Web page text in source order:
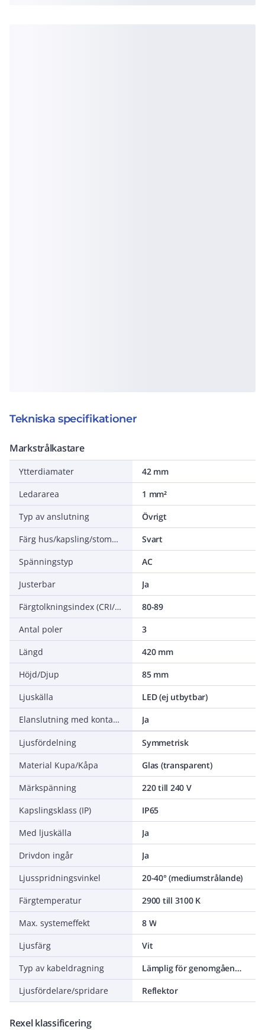
Tekniska specifikationer
Markstrålkastare
Ytterdiamater
42 mm
Ledararea
1 mm²
Typ av anslutning
Övrigt
Färg hus/kapsling/stomme
Svart
Spänningstyp
AC
Justerbar
Ja
Färgtolkningsindex (CRI/Ra)
80-89
Antal poler
3
Längd
420 mm
Höjd/Djup
85 mm
Ljuskälla
LED (ej utbytbar)
Elanslutning med kontaktsystem
Ja
Ljusfördelning
Symmetrisk
Material Kupa/Kåpa
Glas (transparent)
Märkspänning
220 till 240 V
Kapslingsklass (IP)
IP65
Med ljuskälla
Ja
Drivdon ingår
Ja
Ljusspridningsvinkel
20-40° (mediumstrålande)
Färgtemperatur
2900 till 3100 K
Max. systemeffekt
8 W
Ljusfärg
Vit
Typ av kabeldragning
Lämplig för genomgående ledning
Ljusfördelare/spridare
Reflektor
Rexel klassificering